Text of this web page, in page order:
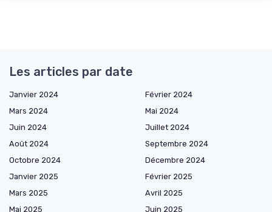
Les articles par date
Janvier 2024
Février 2024
Mars 2024
Mai 2024
Juin 2024
Juillet 2024
Août 2024
Septembre 2024
Octobre 2024
Décembre 2024
Janvier 2025
Février 2025
Mars 2025
Avril 2025
Mai 2025
Juin 2025